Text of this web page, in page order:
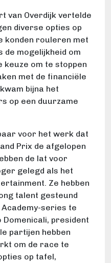
van Overdijk vertelde
diverse opties op
konden rouleren met
mogelijkheid om
keuze om te stoppen
met de financiële
bijna het
op een duurzame
voor het werk dat
Prix de afgelopen
de lat voor
gelegd als het
Ze hebben
talent gesteund
Academy-series te
Domenicali, president
partijen hebben
om de race te
op tafel,